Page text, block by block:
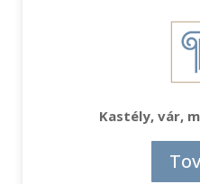
Kastély, vár,